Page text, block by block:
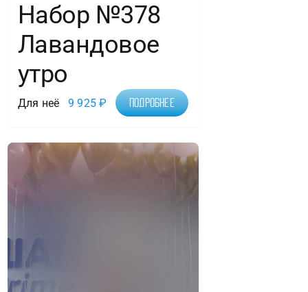
Набор №378
Лавандовое
утро
Для неё 9 925₽ Подробнее